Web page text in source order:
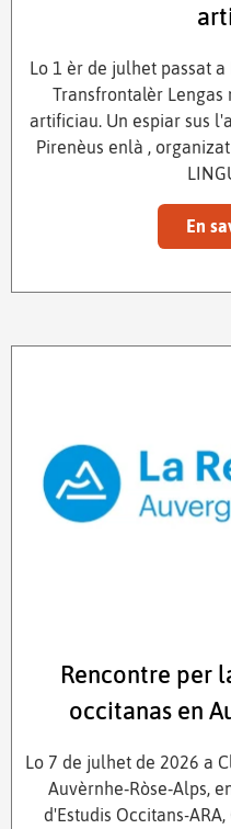
Lo 1 èr de julhet passat a
Transfrontalèr
artificiau. Un espiar sus
Pirenèus enlà ,
En
Rencontre per
occitanas en
Lo 7 de julhet de 2026 a
Auvèrnhe‑Ròse‑Alps,
d'Estudis Occitans-